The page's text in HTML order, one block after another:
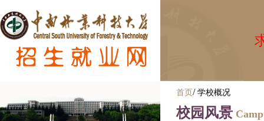
首页 / 学校概况
校园风景